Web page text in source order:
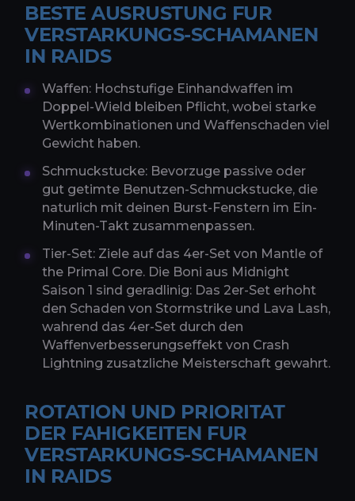
BESTE AUSRUSTUNG FUR
VERSTARKUNGS-SCHAMANEN
IN RAIDS
Waffen: Hochstufige Einhandwaffen im
Doppel-Wield bleiben Pflicht, wobei starke
Wertkombinationen und Waffenschaden viel
Gewicht haben.
Schmuckstucke: Bevorzuge passive oder
gut getimte Benutzen-Schmuckstucke, die
naturlich mit deinen Burst-Fenstern im Ein-
Minuten-Takt zusammenpassen.
Tier-Set: Ziele auf das 4er-Set von Mantle of
the Primal Core. Die Boni aus Midnight
Saison 1 sind geradlinig: Das 2er-Set erhoht
den Schaden von Stormstrike und Lava Lash,
wahrend das 4er-Set durch den
Waffenverbesserungseffekt von Crash
Lightning zusatzliche Meisterschaft gewahrt.
ROTATION UND PRIORITAT
DER FAHIGKEITEN FUR
VERSTARKUNGS-SCHAMANEN
IN RAIDS